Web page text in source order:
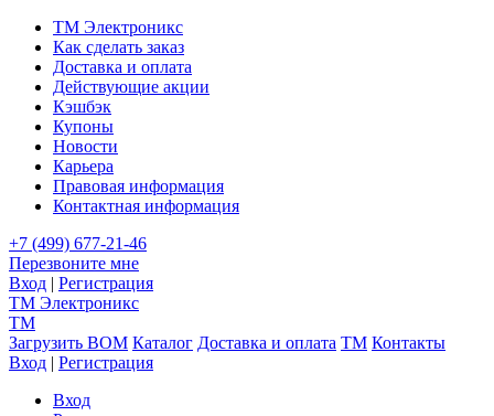
TM Электроникс
Как сделать заказ
Доставка и оплата
Действующие акции
Кэшбэк
Купоны
Новости
Карьера
Правовая информация
Контактная информация
+7 (499) 677-21-46
Перезвоните мне
Вход | Регистрация
TM Электроникс
TM
Загрузить BOM Каталог Доставка и оплата TM Контакты
Вход | Регистрация
Вход